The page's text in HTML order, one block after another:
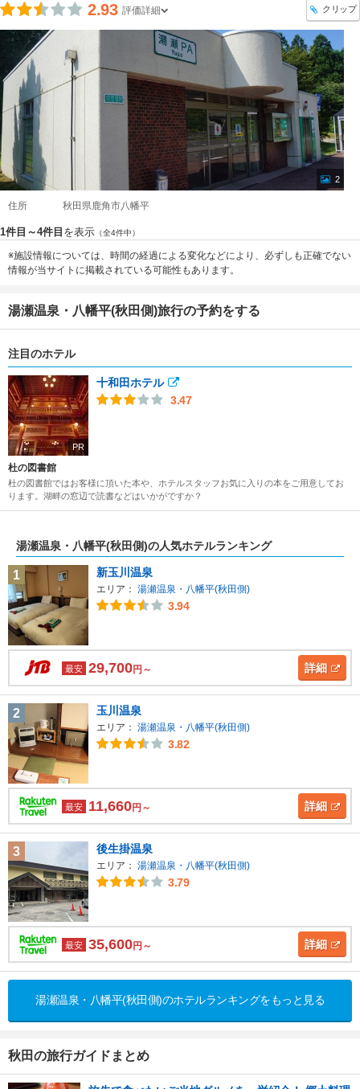
2.93 評価詳細 クリップ
2
住所 秋田県鹿角市八幡平
1件目～4件目 を表示 （全4件中）
※施設情報については、時間の経過による変化などにより、必ずしも正確でない
情報が当サイトに掲載されている可能性もあります。
湯瀬温泉・八幡平(秋田側)旅行の予約をする
注目のホテル
PR
十和田ホテル
3.47
杜の図書館
杜の図書館ではお客様に頂いた本や、ホテルスタッフお気に入りの本をご用意してお
ります。湖畔の窓辺で読書などはいかがですか？
湯瀬温泉・八幡平(秋田側)の人気ホテルランキング
1 新玉川温泉
エリア： 湯瀬温泉・八幡平(秋田側)
3.94
最安 29,700円～ 詳細
2 玉川温泉
エリア： 湯瀬温泉・八幡平(秋田側)
3.82
最安 11,660円～ 詳細
3 後生掛温泉
エリア： 湯瀬温泉・八幡平(秋田側)
3.79
最安 35,600円～ 詳細
湯瀬温泉・八幡平(秋田側)のホテルランキングをもっと見る
秋田の旅行ガイドまとめ